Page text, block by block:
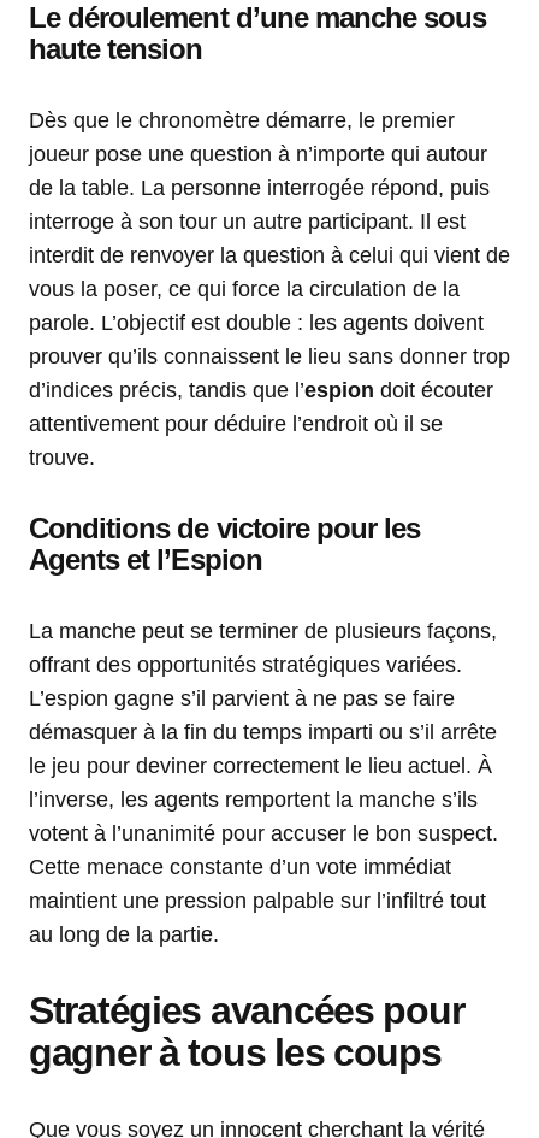
Le déroulement d’une manche sous
haute tension
Dès que le chronomètre démarre, le premier
joueur pose une question à n’importe qui autour
de la table. La personne interrogée répond, puis
interroge à son tour un autre participant. Il est
interdit de renvoyer la question à celui qui vient de
vous la poser, ce qui force la circulation de la
parole. L’objectif est double : les agents doivent
prouver qu’ils connaissent le lieu sans donner trop
d’indices précis, tandis que l’espion doit écouter
attentivement pour déduire l’endroit où il se
trouve.
Conditions de victoire pour les
Agents et l’Espion
La manche peut se terminer de plusieurs façons,
offrant des opportunités stratégiques variées.
L’espion gagne s’il parvient à ne pas se faire
démasquer à la fin du temps imparti ou s’il arrête
le jeu pour deviner correctement le lieu actuel. À
l’inverse, les agents remportent la manche s’ils
votent à l’unanimité pour accuser le bon suspect.
Cette menace constante d’un vote immédiat
maintient une pression palpable sur l’infiltré tout
au long de la partie.
Stratégies avancées pour
gagner à tous les coups
Que vous soyez un innocent cherchant la vérité